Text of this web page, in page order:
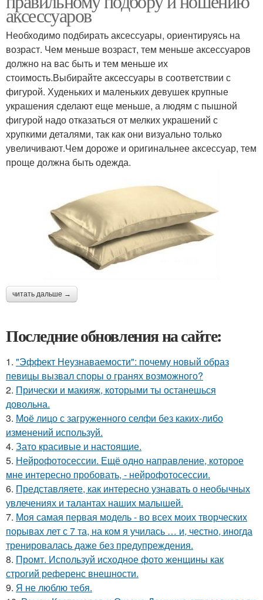
аксессуаров
Необходимо подбирать аксессуары, ориентируясь на
возраст. Чем меньше возраст, тем меньше аксессуаров
должно на вас быть и тем меньше их
стоимость.Выбирайте аксессуары в соответствии с
фигурой. Худеньких и маленьких девушек крупные
украшения сделают еще меньше, а людям с пышной
фигурой надо отказаться от мелких украшений с
хрупкими деталями, так как они визуально только
увеличивают.Чем дороже и оригинальнее аксессуар, тем
проще должна быть одежда.
читать дальше →
Последние обновления на сайте:
1. "Эффект Неузнаваемости": почему новый образ
певицы вызвал споры о гранях возможного?
2. Прически и макияж, которыми ты останешься
довольна.
3. Моё лицо с загруженного селфи без каких-либо
изменений используй.
4. Зато красивые и настоящие.
5. Нейрофотосессии. Ещё одно направление, которое
мне интересно пробовать, - нейрофотосессии.
6. Представляете, как интересно узнавать о необычных
увлечениях и талантах наших малышей.
7. Моя самая первая модель - во всех моих творческих
порывах лет с 7 та, на ком я училась … и, честно, иногда
тренировалась даже без предупреждения.
8. Промт. Используй исходное фото женщины как
строгий референс внешности.
9. Я не люблю тебя.